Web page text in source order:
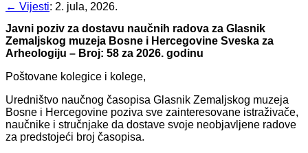
← Vijesti: 2. jula, 2026.
Javni poziv za dostavu naučnih radova za Glasnik
Zemaljskog muzeja Bosne i Hercegovine Sveska za
Arheologiju – Broj: 58 za 2026. godinu
Poštovane kolegice i kolege,
Uredništvo naučnog časopisa Glasnik Zemaljskog muzeja
Bosne i Hercegovine poziva sve zainteresovane istraživače,
naučnike i stručnjake da dostave svoje neobjavljene radove
za predstojeći broj časopisa.